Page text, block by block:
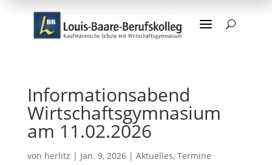
a U
Informationsabend
Wirtschaftsgymnasium
am 11.02.2026
von herlitz | Jan. 9, 2026| Aktuelles, Termine